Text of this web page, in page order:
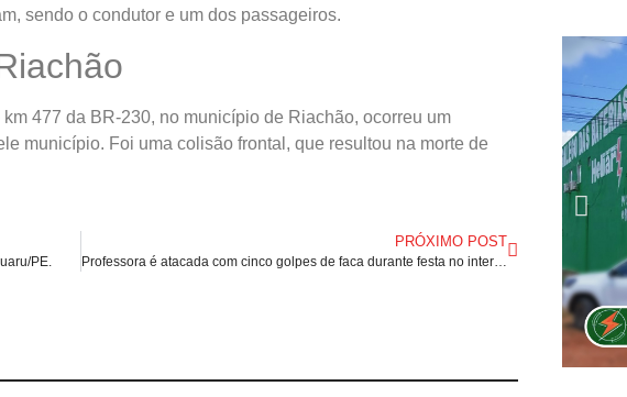
sendo o condutor e um dos passageiros.
477 da BR-230, no município de Riachão, ocorreu um
município. Foi uma colisão frontal, que resultou na morte de
PE.
PRÓXIMO POST
Professora é atacada com cinco golpes de faca durante festa no interior do Piauí.